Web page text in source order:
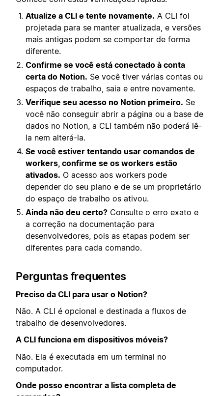
Atualize a CLI e tente novamente. A CLI foi
projetada para se manter atualizada, e versões
mais antigas podem se comportar de forma
diferente.
Confirme se você está conectado à conta
certa do Notion. Se você tiver várias contas ou
espaços de trabalho, saia e entre novamente.
Verifique seu acesso no Notion primeiro. Se
você não conseguir abrir a página ou a base de
dados no Notion, a CLI também não poderá lê-
la nem alterá-la.
Se você estiver tentando usar comandos de
workers, confirme se os workers estão
ativados. O acesso aos workers pode
depender do seu plano e de se um proprietário
do espaço de trabalho os ativou.
Ainda não deu certo? Consulte o erro exato e
a correção na documentação para
desenvolvedores, pois as etapas podem ser
diferentes para cada comando.
Perguntas frequentes
Preciso da CLI para usar o Notion?
Não. A CLI é opcional e destinada a fluxos de
trabalho de desenvolvedores.
A CLI funciona em dispositivos móveis?
Não. Ela é executada em um terminal no
computador.
Onde posso encontrar a lista completa de